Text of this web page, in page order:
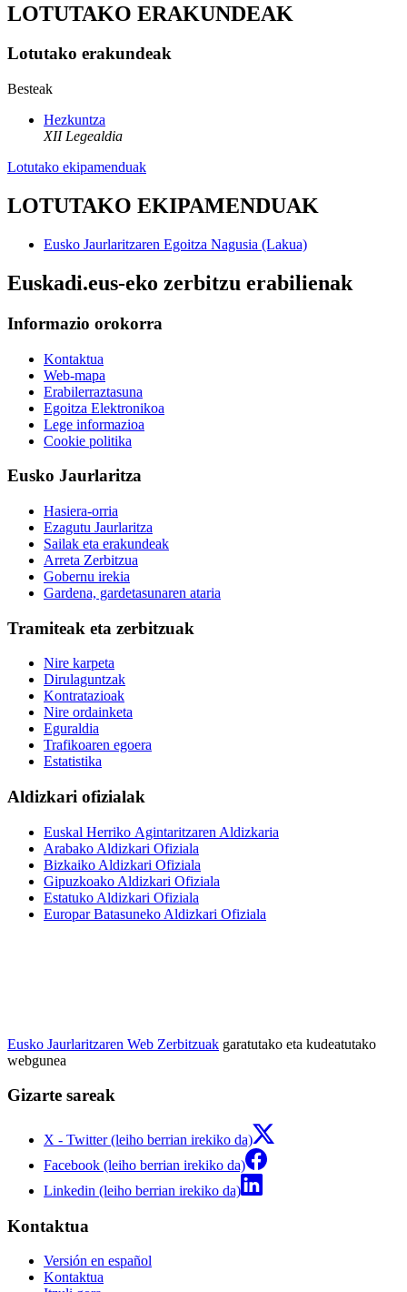
LOTUTAKO ERAKUNDEAK
Lotutako erakundeak
Besteak
Hezkuntza
XII Legealdia
Lotutako ekipamenduak
LOTUTAKO EKIPAMENDUAK
Eusko Jaurlaritzaren Egoitza Nagusia (Lakua)
Euskadi.eus-eko zerbitzu erabilienak
Informazio orokorra
Kontaktua
Web-mapa
Erabilerraztasuna
Egoitza Elektronikoa
Lege informazioa
Cookie politika
Eusko Jaurlaritza
Hasiera-orria
Ezagutu Jaurlaritza
Sailak eta erakundeak
Arreta Zerbitzua
Gobernu irekia
Gardena, gardetasunaren ataria
Tramiteak eta zerbitzuak
Nire karpeta
Dirulaguntzak
Kontratazioak
Nire ordainketa
Eguraldia
Trafikoaren egoera
Estatistika
Aldizkari ofizialak
Euskal Herriko Agintaritzaren Aldizkaria
Arabako Aldizkari Ofiziala
Bizkaiko Aldizkari Ofiziala
Gipuzkoako Aldizkari Ofiziala
Estatuko Aldizkari Ofiziala
Europar Batasuneko Aldizkari Ofiziala
Eusko Jaurlaritzaren Web Zerbitzuak garatutako eta kudeatutako
webgunea
Gizarte sareak
X - Twitter (leiho berrian irekiko da)
Facebook (leiho berrian irekiko da)
Linkedin (leiho berrian irekiko da)
Kontaktua
Versión en español
Kontaktua